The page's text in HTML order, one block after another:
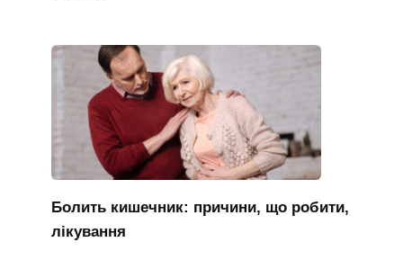
Болить кишечник: причини, що робити,
лікування